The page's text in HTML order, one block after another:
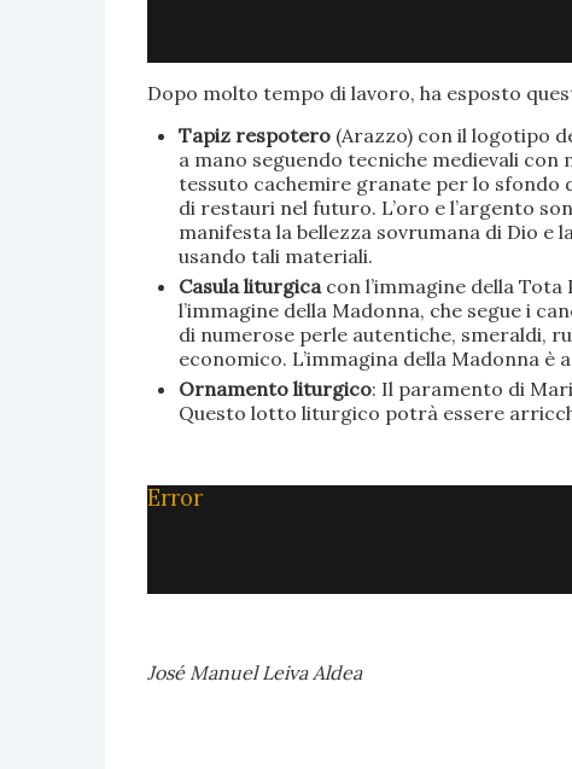
Dopo molto tempo di lavoro, ha esposto
Tapiz respotero(Arazzo) con il logotipo
a mano seguendo tecniche medievali
tessuto cachemire granate per lo sfondo
di restauri nel futuro. L’oro e l’argento
manifesta la bellezza sovrumana di Dio e
usando tali materiali.
Casula liturgica con l’immagine della
l’immagine della Madonna, che segue i
di numerose perle autentiche, smeraldi,
economico. L’immagina della Madonna
Ornamento liturgico: Il paramento di
Questo lotto liturgico potrà essere
Error
José Manuel Leiva Aldea